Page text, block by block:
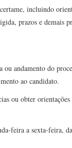
incluindo
prazos e demais
andamento do
ao candidato.
ou obter orientações
feira a sexta-feira,